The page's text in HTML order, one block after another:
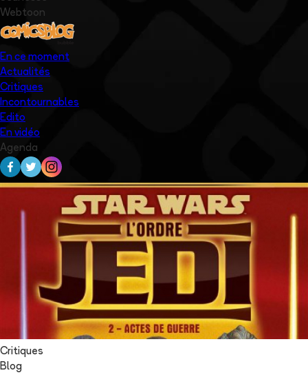
Webtoon
En ce moment
Actualités
Critiques
Incontournables
Edito
En vidéo
Agenda
Critiques
Blog